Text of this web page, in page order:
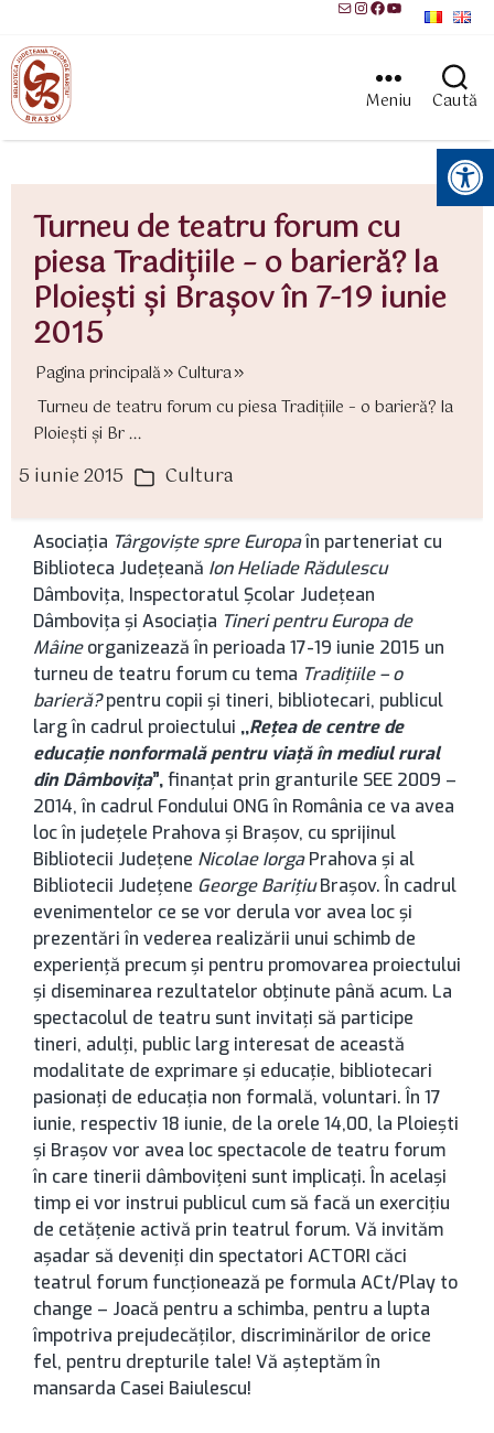
MailInstagram
Facebook
YouTube
Meniu Caută
Instrumente pentru accesibilitate
Turneu de teatru forum cu
piesa Tradițiile – o barieră? la
Ploiești și Brașov în 7-19 iunie
2015
Pagina principală
Cultura
Turneu de teatru forum cu piesa Tradițiile – o barieră? la
Ploiești și Br ...
5 iunie 2015 Categorii
Cultura
Asociația Târgoviște spre Europaîn parteneriat cu
Biblioteca Judeţeană Ion Heliade Rădulescu
Dâmbovița, Inspectoratul Școlar Județean
Dâmbovița și Asociația Tineri pentru Europa de
Mâineorganizează în perioada 17-19 iunie 2015 un
turneu de teatru forum cu tema Tradițiile – o
barieră?pentru copii și tineri, bibliotecari, publicul
larg în cadrul proiectului ,,Reţea de centre de
educaţie nonformală pentru viaţă în mediul rural
din Dâmboviţa”,finanţat prin granturile SEE 2009 –
2014, în cadrul Fondului ONG în România ce va avea
loc în județele Prahova și Brașov, cu sprijinul
Bibliotecii Județene Nicolae IorgaPrahova și al
Bibliotecii Județene George BarițiuBrașov. În cadrul
evenimentelor ce se vor derula vor avea loc și
prezentări în vederea realizării unui schimb de
experiență precum și pentru promovarea proiectului
și diseminarea rezultatelor obținute până acum. La
spectacolul de teatru sunt invitați să participe
tineri, adulți, public larg interesat de această
modalitate de exprimare și educație, bibliotecari
pasionați de educația non formală, voluntari. În 17
iunie, respectiv 18 iunie, de la orele 14,00, la Ploiești
și Brașov vor avea loc spectacole de teatru forum
în care tinerii dâmbovițeni sunt implicați. În același
timp ei vor instrui publicul cum să facă un exercițiu
de cetățenie activă prin teatrul forum. Vă invităm
așadar să deveniți din spectatori ACTORI căci
teatrul forum funcționează pe formula ACt/Play to
change – Joacă pentru a schimba, pentru a lupta
împotriva prejudecăților, discriminărilor de orice
fel, pentru drepturile tale! Vă așteptăm în
mansarda Casei Baiulescu!